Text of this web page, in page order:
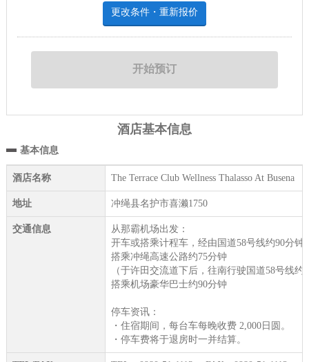
更改条件・重新报价
酒店基本信息
基本信息
酒店名称 The Terrace Club Wellness Thalasso At Busena
地址 冲绳县名护市喜濑1750
交通信息
从那霸机场出发：
开车或搭乘计程车，经由国道58号线约90分钟
搭乘冲绳高速公路约75分钟
（于许田交流道下后，往南行驶国道58号线
搭乘机场豪华巴士约90分钟
停车资讯：
・住宿期间，每台车每晚收费 2,000日圆。
・停车费将于退房时一并结算。